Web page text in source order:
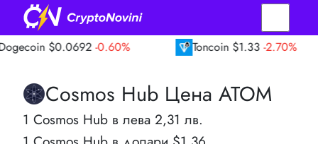
$0.0692 -0.60% Toncoin $1.33 -2.70%
Cosmos Hub Цена ATOM
1 Cosmos Hub в лева 2,31 лв.